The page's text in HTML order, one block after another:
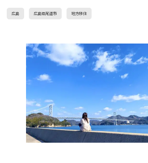
広島 広島県尾道市 地方移住